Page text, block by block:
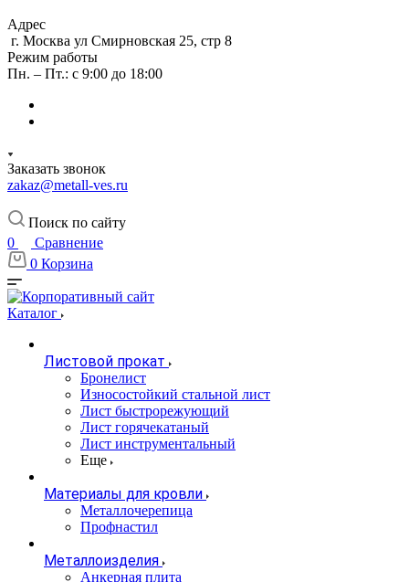
Адрес
г. Москва ул Смирновская 25, стр 8
Режим работы
Пн. – Пт.: с 9:00 до 18:00
Заказать звонок
zakaz@metall-ves.ru
Поиск по сайту
0
Сравнение
0 Корзина
Каталог
Листовой прокат
Бронелист
Износостойкий стальной лист
Лист быстрорежующий
Лист горячекатаный
Лист инструментальный
Еще
Материалы для кровли
Металлочерепица
Профнастил
Металлоизделия
Анкерная плита